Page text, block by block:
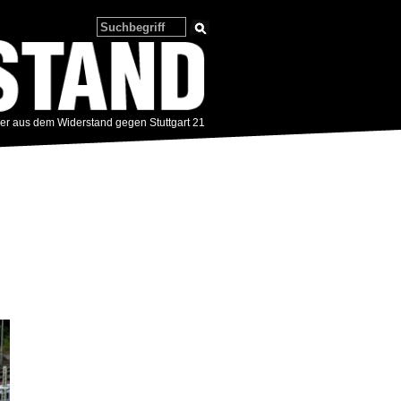
aus dem Widerstand gegen Stuttgart 21